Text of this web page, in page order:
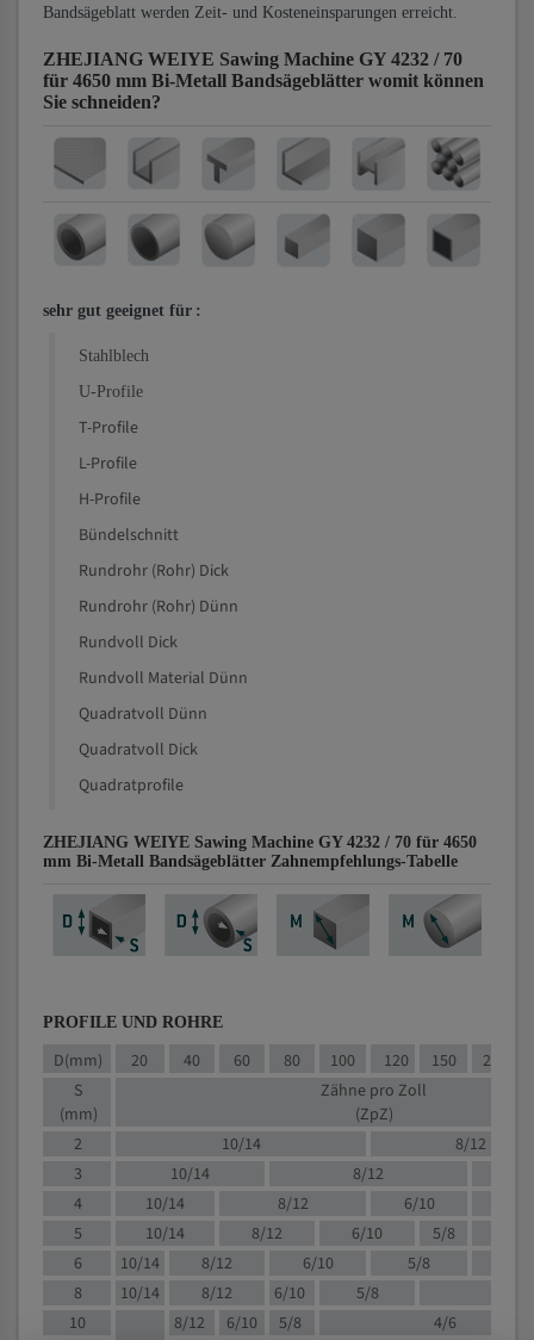
Bandsägeblatt werden Zeit- und Kosteneinsparungen erreicht.
ZHEJIANG WEIYE Sawing Machine GY 4232 / 70
für 4650 mm Bi-Metall Bandsägeblätter womit können
Sie schneiden?
sehr gut geeignet für :
Stahlblech
U-Profile
T-Profile
L-Profile
H-Profile
Bündelschnitt
Rundrohr (Rohr) Dick
Rundrohr (Rohr) Dünn
Rundvoll Dick
Rundvoll Material Dünn
Quadratvoll Dünn
Quadratvoll Dick
Quadratprofile
ZHEJIANG WEIYE Sawing Machine GY 4232 / 70 für 4650
mm Bi-Metall Bandsägeblätter Zahnempfehlungs-Tabelle
PROFILE UND ROHRE
D(mm) 20 40 60 80 100 120 150 200
S
(mm)
Zähne pro Zoll
(ZpZ)
2
10/14
8/12
3
10/14 8/12
4
10/14 8/12 6/10
5
10/14 8/12 6/10
5/8
6
10/14 8/12 6/10
5/8
8
10/14 8/12 6/10 5/8
10
8/12 6/10 5/8
4/6